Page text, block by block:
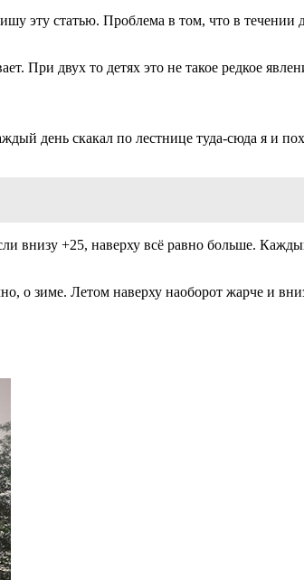
эту статью. Проблема в том, что в течении
При двух то детях это не такое редкое
день скакал по лестнице туда-сюда я и
+25, наверху всё равно больше.
о зиме. Летом наверху наоборот жарче и